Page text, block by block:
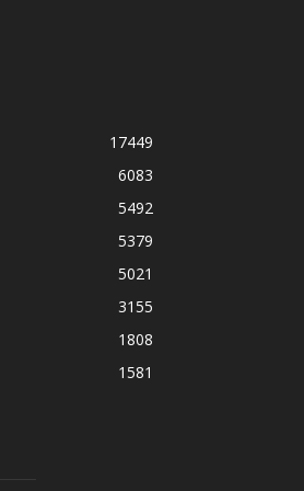
17449
6083
5492
5379
5021
3155
1808
1581